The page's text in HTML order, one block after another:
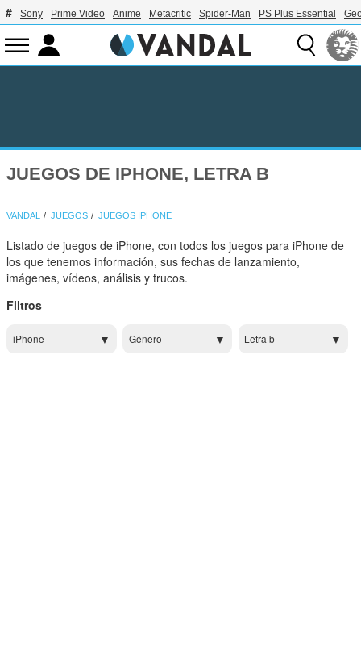
Sony Prime Video Anime Metacritic Spider-Man PS Plus Essential
JUEGOS DE IPHONE, LETRA B
VANDAL JUEGOS JUEGOS IPHONE
Listado de juegos de iPhone, con todos los juegos para iPhone de
los que tenemos información, sus fechas de lanzamiento,
imágenes, vídeos, análisis y trucos.
Filtros
iPhone Género Letra b